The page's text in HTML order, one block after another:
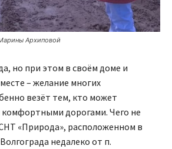
Архиповой
но при этом в своём доме и
– желание многих
везёт тем, кто может
дорогами. Чего не
«Природа», расположенном в
недалеко от п.